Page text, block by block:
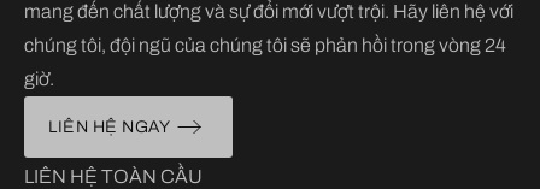
mang đến chất lượng và sự đổi mới vượt trội. Hãy liên hệ với
chúng tôi, đội ngũ của chúng tôi sẽ phản hồi trong vòng 24
giờ.
LIÊN HỆ NGAY
LIÊN HỆ TOÀN CẦU